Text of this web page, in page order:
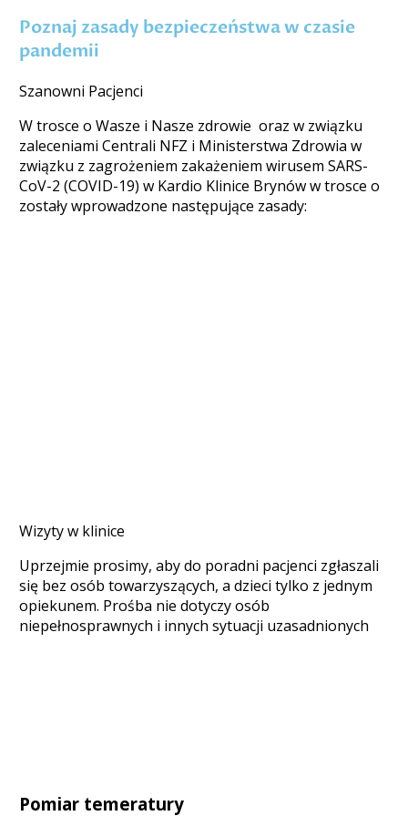
Poznaj zasady bezpieczeństwa w czasie
pandemii
Szanowni Pacjenci
W trosce o Wasze i Nasze zdrowie oraz w związku
zaleceniami Centrali NFZ i Ministerstwa Zdrowia w
związku z zagrożeniem zakażeniem wirusem SARS-
CoV-2 (COVID-19) w Kardio Klinice Brynów w trosce o
zostały wprowadzone następujące zasady:
Wizyty w klinice
Uprzejmie prosimy, aby do poradni pacjenci zgłaszali
się bez osób towarzyszących, a dzieci tylko z jednym
opiekunem. Prośba nie dotyczy osób
niepełnosprawnych i innych sytuacji uzasadnionych
Pomiar temeratury